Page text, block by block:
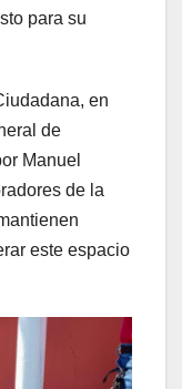
para su
en
de
Manuel
de la
este espacio